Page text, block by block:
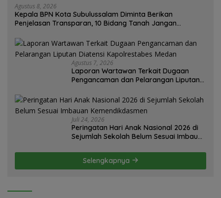
Agustus 8, 2026
Kepala BPN Kota Subulussalam Diminta Berikan
Penjelasan Transparan, 10 Bidang Tanah Jangan
Agustus 7, 2026
Laporan Wartawan Terkait Dugaan
Pengancaman dan Pelarangan Liputan
Juli 24, 2026
Peringatan Hari Anak Nasional 2026 di
Sejumlah Sekolah Belum Sesuai Imbauan
Selengkapnya